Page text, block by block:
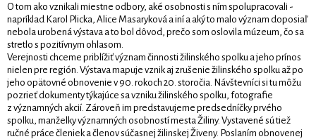
O tom ako vznikali miestne odbory, aké osobnosti s ním spolupracovali -
napríklad Karol Plicka, Alice Masaryková a iní a aký to malo význam doposiaľ
nebola urobená výstava a to bol dôvod, prečo som oslovila múzeum, čo sa
stretlo s pozitívnym ohlasom.
Verejnosti chceme priblížiť význam činnosti žilinského spolku a jeho prínos
nielen pre región. Výstava mapuje vznik aj zrušenie žilinského spolku až po
jeho opätovné obnovenie v 90. rokoch 20. storočia. Návštevníci si tu môžu
pozrieť dokumenty týkajúce sa vzniku žilinského spolku, fotografie
z významných akcií. Zároveň im predstavujeme predsedníčky prvého
spolku, manželky významných osobností mesta Žiliny. Vystavené sú tiež
ručné práce členiek a členov súčasnej žilinskej Živeny. Poslaním obnovenej